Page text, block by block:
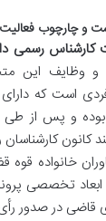
و چارچوب
کارشناس رسمی
و وظایف
است که
و پس از طی
کانون
خانواده قوه
تخصصی
قاضی در صدور